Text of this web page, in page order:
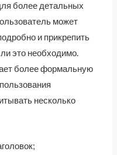
более детальных
может
и прикрепить
это необходимо.
более формальную
несколько